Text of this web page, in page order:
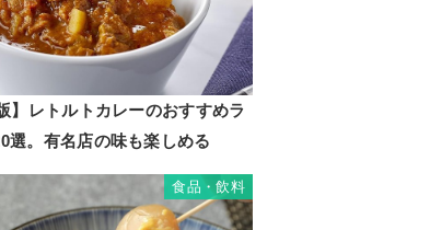
】レトルトカレーのおすすめラ
選。有名店の味も楽しめる
食品・飲料